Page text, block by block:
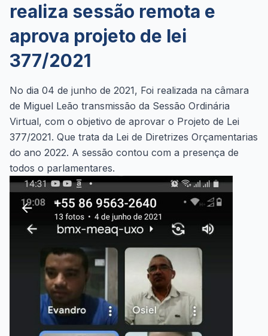
realiza sessão remota e
aprova projeto de lei
377/2021
No dia 04 de junho de 2021, Foi realizada na câmara
de Miguel Leão transmissão da Sessão Ordinária
Virtual, com o objetivo de aprovar o Projeto de Lei
377/2021. Que trata da Lei de Diretrizes Orçamentarias
do ano 2022. A sessão contou com a presença de
todos o parlamentares.